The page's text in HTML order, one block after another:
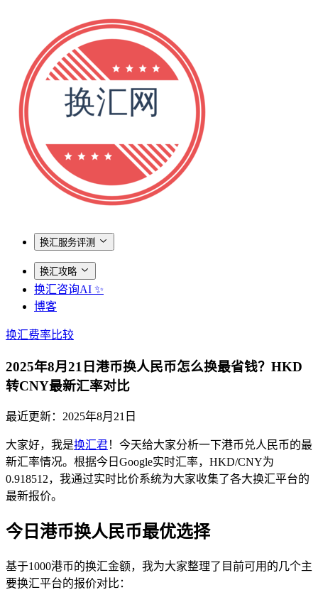
换汇服务评测
换汇攻略
换汇咨询AI ✨
博客
换汇费率比较
2025年8月21日港币换人民币怎么换最省钱？HKD
转CNY最新汇率对比
最近更新： 2025年8月21日
大家好，我是换汇君！今天给大家分析一下港币兑人民币的最
新汇率情况。根据今日Google实时汇率，HKD/CNY为
0.918512，我通过实时比价系统为大家收集了各大换汇平台的
最新报价。
今日港币换人民币最优选择
基于1000港币的换汇金额，我为大家整理了目前可用的几个主
要换汇平台的报价对比：